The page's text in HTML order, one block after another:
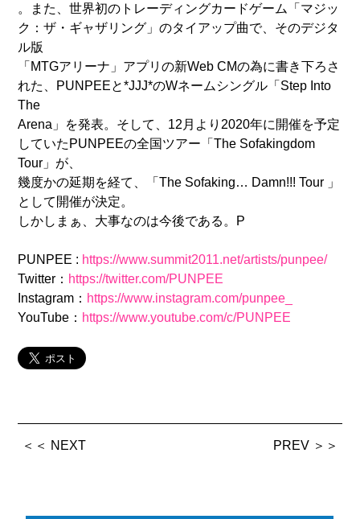
。また、世界初のトレーディングカードゲーム「マジッ
ク：ザ・ギャザリング」のタイアップ曲で、そのデジタ
ル版
「MTGアリーナ」アプリの新Web CMの為に書き下ろさ
れた、PUNPEEと*JJJ*のWネームシングル「Step Into
The
Arena」を発表。そして、12月より2020年に開催を予定
していたPUNPEEの全国ツアー「The Sofakingdom
Tour」が、
幾度かの延期を経て、「The Sofaking… Damn!!! Tour 」
として開催が決定。
しかしまぁ、大事なのは今後である。P
PUNPEE : https://www.summit2011.net/artists/punpee/
Twitter： https://twitter.com/PUNPEE
Instagram： https://www.instagram.com/punpee_
YouTube： https://www.youtube.com/c/PUNPEE
＜＜ NEXT PREV ＞＞